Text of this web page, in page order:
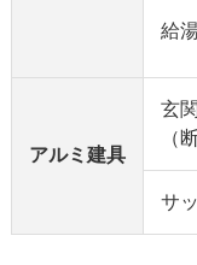
給
アルミ建具
玄
（
サ